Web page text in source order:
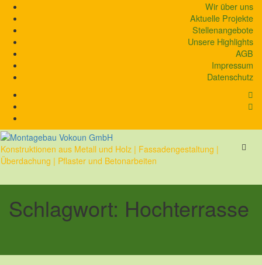
Skip
content
Wir über uns
Aktuelle Projekte
Stellenangebote
Unsere Highlights
AGB
Impressum
Datenschutz
Konstruktionen aus Metall und Holz | Fassadengestaltung |
Überdachung | Pflaster und Betonarbeiten
Schlagwort: Hochterrasse